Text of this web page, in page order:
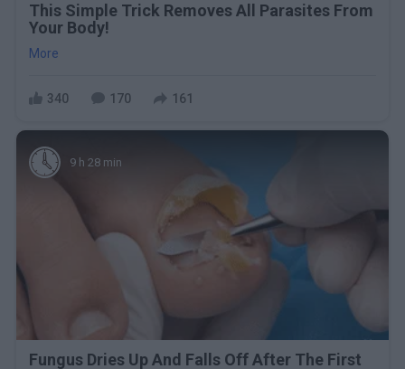
This Simple Trick Removes All Parasites From
Your Body!
More
340 170 161
9 h 28 min
Fungus Dries Up And Falls Off After The First